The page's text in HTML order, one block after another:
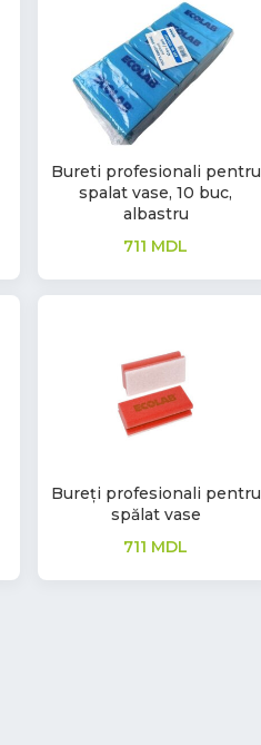
Bureti profesionali pentru
spalat vase, 10 buc,
albastru
711 MDL
Bureți profesionali pentru
spălat vase
711 MDL